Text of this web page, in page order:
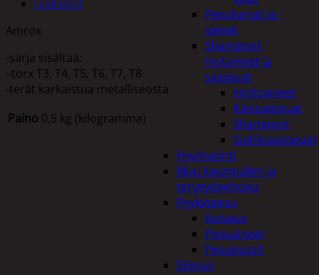
Pesuharjat ja -
sienet
Shampoot,
hoitaineet ja
saippuat
Hoitoaineet
Käsisaippuat
Shampoot
Suihkusaippuat
Hyvinvointi
Muu kauneuden ja
terveydenhoito
Pyykinpesu
Kuivaus
Pesuaineet
Pesupussit
Siivous
Lisätiedot
Amrox
-sarja sisältää:
–torx T3, T4, T5, T6, T7, T8
-terät karkaistua metalliseosta
Paino 0,5 kg (kilogramma)